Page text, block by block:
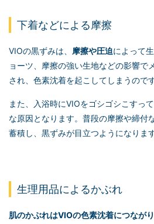
下着などによる摩擦
VIOの黒ずみは、 摩擦や圧迫によって
ョーツ、摩擦の強い生地などの影響で
され、色素沈着を起こしてしまうのです
また、入浴時にVIOをゴシゴシこすっ
な原因となります。普段の摩擦や締付
蓄積し、黒ずみが目立つようになります
生理用品によるかぶれ
肌のかぶれはVIOの色素沈着につなが